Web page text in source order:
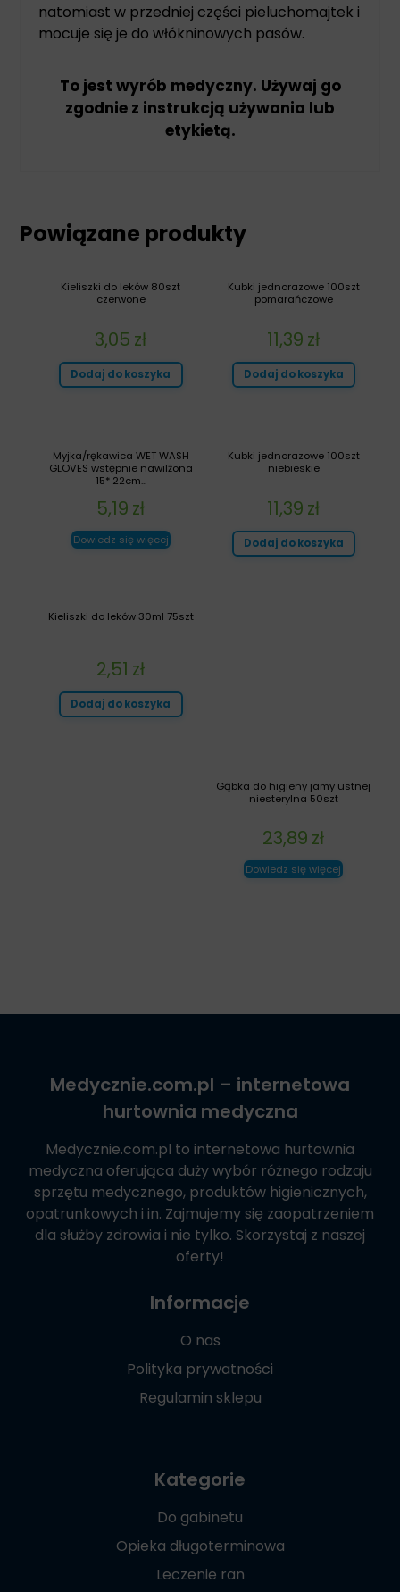
natomiast w przedniej części pieluchomajtek i
mocuje się je do włókninowych pasów.
To jest wyrób medyczny. Używaj go
zgodnie z instrukcją używania lub
etykietą.
Powiązane produkty
Kubki jednorazowe 100szt
pomarańczowe
11,39 zł
Dodaj do koszyka
Kieliszki do leków 80szt
czerwone
3,05 zł
Dodaj do koszyka
Kubki jednorazowe 100szt
niebieskie
11,39 zł
Dodaj do koszyka
Myjka/rękawica WET WASH
GLOVES wstępnie nawilżona
15* 22cm...
5,19 zł
Dowiedz się więcej
Kieliszki do leków 30ml 75szt
2,51 zł
Dodaj do koszyka
Gąbka do higieny jamy ustnej
niesterylna 50szt
23,89 zł
Dowiedz się więcej
Medycznie.com.pl – internetowa
hurtownia medyczna
Medycznie.com.pl to internetowa hurtownia
medyczna oferująca duży wybór różnego rodzaju
sprzętu medycznego, produktów higienicznych,
opatrunkowych i in. Zajmujemy się zaopatrzeniem
dla służby zdrowia i nie tylko. Skorzystaj z naszej
oferty!
Informacje
O nas
Polityka prywatności
Regulamin sklepu
Kategorie
Do gabinetu
Opieka długoterminowa
Leczenie ran